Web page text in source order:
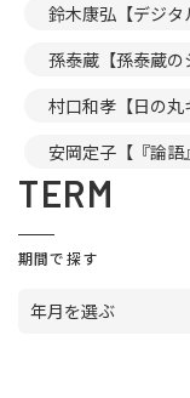
鈴木康弘【デジタ
孫泰蔵【孫泰蔵の
村口和孝【日の丸
安岡定子【『論語
TERM
期間で探す
年月を選ぶ